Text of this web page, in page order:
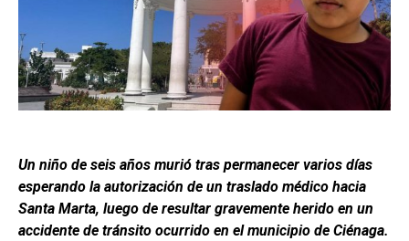
Un niño de seis años murió tras permanecer varios días
esperando la autorización de un traslado médico hacia
Santa Marta, luego de resultar gravemente herido en un
accidente de tránsito ocurrido en el municipio de Ciénaga.